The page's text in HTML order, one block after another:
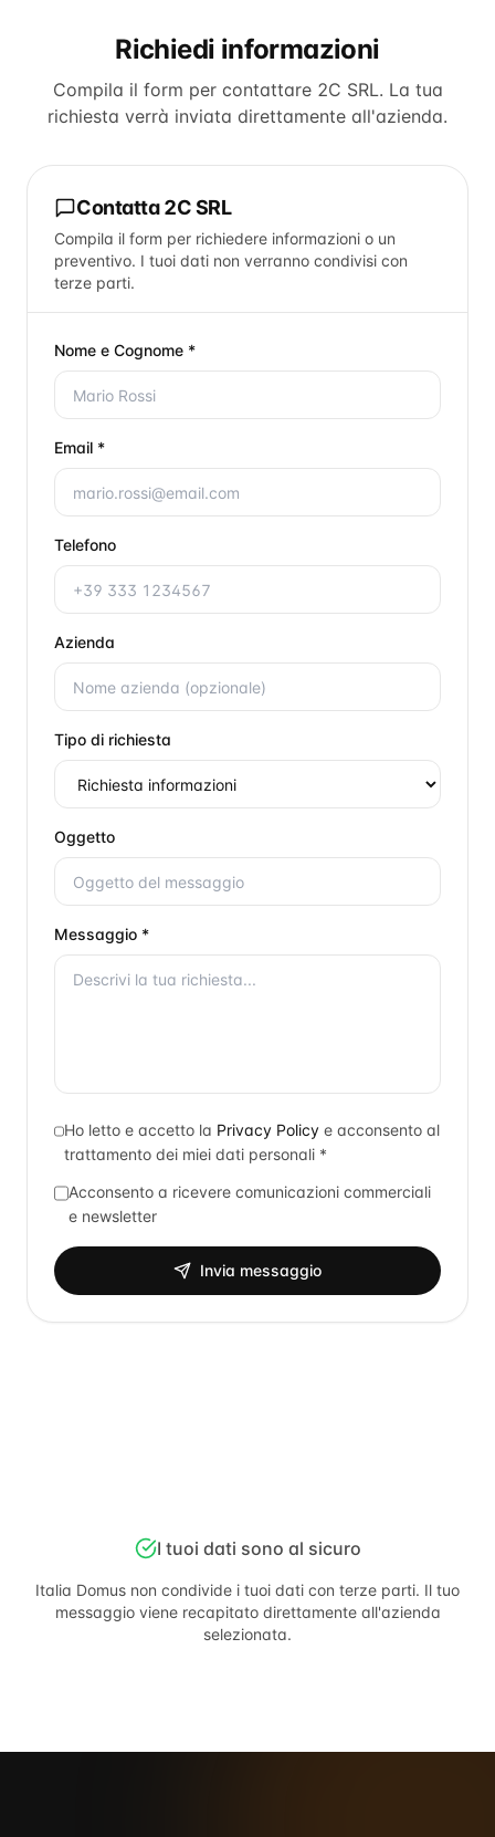
Richiedi informazioni
Compila il form per contattare 2C SRL. La tua
richiesta verrà inviata direttamente all'azienda.
Contatta2C SRL
Compila il form per richiedere informazioni o un
preventivo. I tuoi dati non verranno condivisi con
terze parti.
Nome e Cognome *
Email *
Telefono
Azienda
Tipo di richiesta
Oggetto
Messaggio *
Ho letto e accetto la Privacy Policy e acconsento al
trattamento dei miei dati personali *
Acconsento a ricevere comunicazioni commerciali
e newsletter
Invia messaggio
I tuoi dati sono al sicuro
Italia Domus non condivide i tuoi dati con terze parti. Il tuo
messaggio viene recapitato direttamente all'azienda
selezionata.